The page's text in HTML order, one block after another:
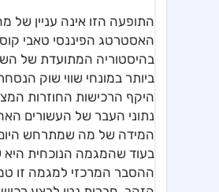
​התופעה הזו אינה עניין
האסטרטג הפיננסי טאבי
בהיסטוריה המתועדת של
היקף הרכישות החוזרות
נתוני העבר של העשורים
המידה של מה שמתרחש היום.
בעוד שהמגמה הנוכחית היא
​ההסבר המרכזי למגמה זו